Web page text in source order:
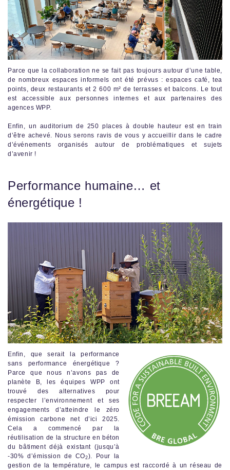
Parce que la collaboration ne se fait pas toujours autour d’une table,
de nombreux espaces informels ont été prévus : espaces café, tea
points, deux restaurants et 2 600 m² de terrasses et balcons. Le tout
est accessible aux personnes internes et aux partenaires des
agences WPP.
Enfin, un auditorium de 250 places à double hauteur est en train
d’être achevé. Nous serons ravis de vous y accueillir dans le cadre
d’événements organisés autour de problématiques et sujets
d’avenir !
Performance humaine… et
énergétique !
Enfin, que serait la performance
sans performance énergétique ?
Parce que nous n’avons pas de
planète B, les équipes WPP ont
trouvé des alternatives pour
respecter l’environnement et ses
engagements d’atteindre le zéro
émission carbone net d’ici 2025.
Cela a commencé par la
réutilisation de la structure en béton
du bâtiment déjà existant (jusqu’à
-30% d’émission de CO2). Pour la
gestion de la température, le campus est raccordé à un réseau de